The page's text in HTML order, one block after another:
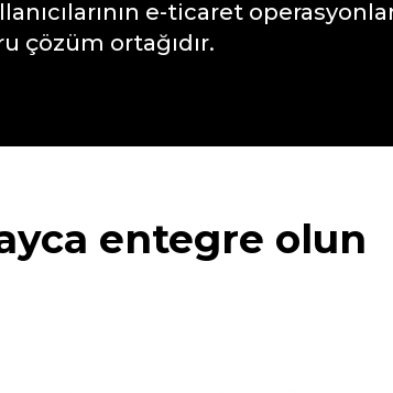
e-ticaret
çözüm ortağıdır.
entegre olun